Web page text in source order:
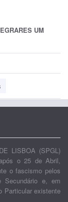
UM
LISBOA (SPGL)
o 25 de Abril,
o fascismo pelos
Secundário e, em
Particular existente